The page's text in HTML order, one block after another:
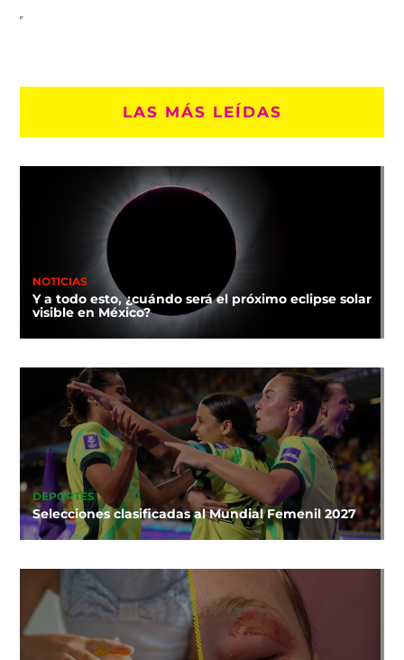
LAS MÁS LEÍDAS
NOTICIAS
Y a todo esto, ¿cuándo será el próximo eclipse solar
visible en México?
DEPORTES
Selecciones clasificadas al Mundial Femenil 2027